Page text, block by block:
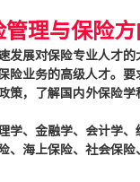
理与保险方
发展对保险专业人才
险业务的高级人才。
策，了解国内外保险
学、金融学、会计学
、海上保险、社会保